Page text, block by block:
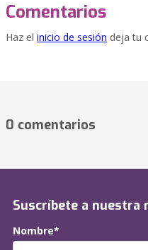
Comentarios
Haz el inicio de sesión deja tu
0 comentarios
Suscríbete a nuestra
Nombre*